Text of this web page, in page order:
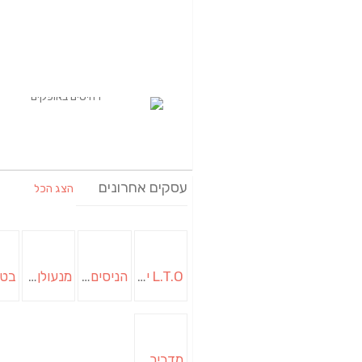
עסקים אחרונים הצג הכל
L.T.O יעוץ משכנתאות וכלכלת משפחה | יועץ משכנתאות באשכול הניסים של השף | מסעדת שף בבית | ארוחות גורמה מנעולן בבאר שבע | מנעולן באופקים | ויטלי המנעולן